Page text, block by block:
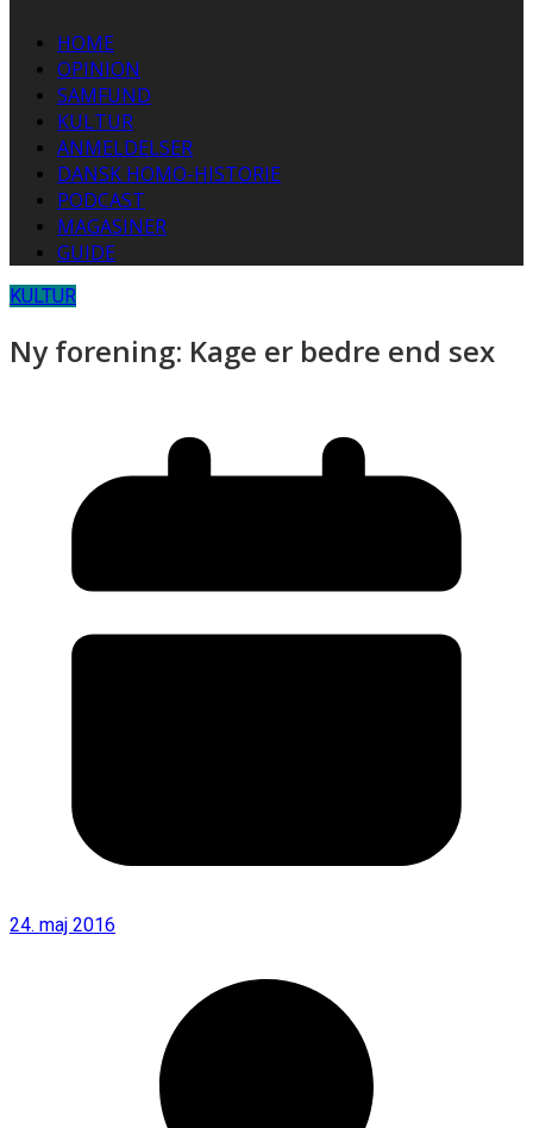
HOME
OPINION
SAMFUND
KULTUR
ANMELDELSER
DANSK HOMO-HISTORIE
PODCAST
MAGASINER
GUIDE
KULTUR
Ny forening: Kage er bedre end sex
24. maj 2016